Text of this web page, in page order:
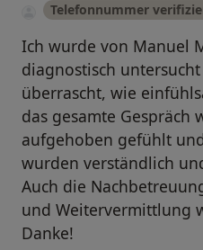
Telefonnummer
Ich wurde von Manuel
diagnostisch
überrascht, wie
das gesamte Gespräch
aufgehoben gefühlt
wurden verständlich
Auch die
und Weitervermittlung
Danke!